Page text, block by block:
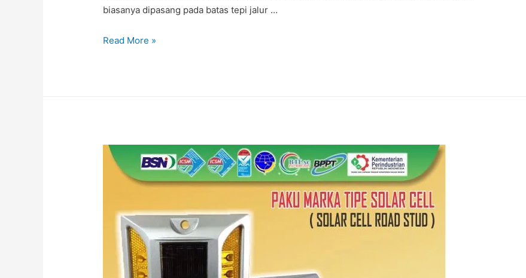
biasanya dipasang pada batas tepi jalur …
PAKU
Read More »